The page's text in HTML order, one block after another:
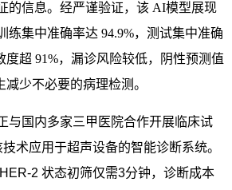
的信息。经严谨验证，该 AI模型展现
练集中准确率达 94.9%，测试集中准确
度超 91%，漏诊风险较低，阴性预测值
减少不必要的病理检测。
与国内多家三甲医院合作开展临床试
术应用于超声设备的智能诊断系统。
HER-2 状态初筛仅需3分钟，诊断成本